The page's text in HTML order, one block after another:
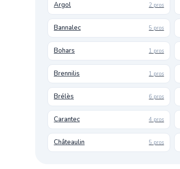
Argol 2 pros
Bannalec 5 pros
Bohars 1 pros
Brennilis 1 pros
Brélès 6 pros
Carantec 4 pros
Châteaulin 5 pros